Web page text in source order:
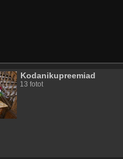
Kodanikupreemiad
13 fotot